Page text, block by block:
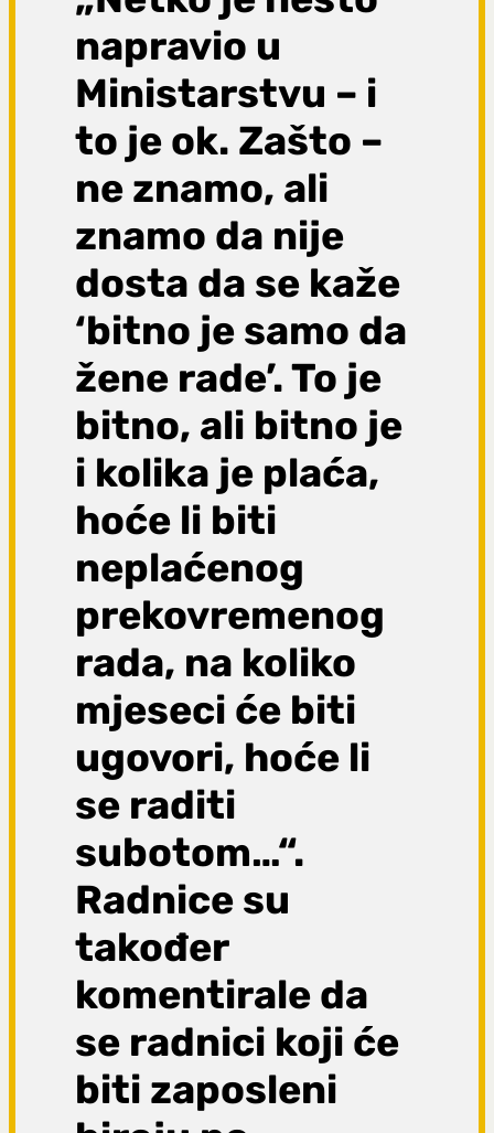
napravio u
Ministarstvu – i
to je ok. Zašto –
ne znamo, ali
znamo da nije
dosta da se kaže
‘bitno je samo da
žene rade’. To je
bitno, ali bitno je
i kolika je plaća,
hoće li biti
neplaćenog
prekovremenog
rada, na koliko
mjeseci će biti
ugovori, hoće li
se raditi
subotom…“.
Radnice su
također
komentirale da
se radnici koji će
biti zaposleni